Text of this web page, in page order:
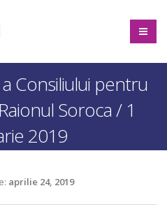
Consiliului pentru
Soroca / 1
2019
aprilie 24, 2019